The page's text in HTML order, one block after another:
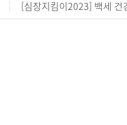
[심장지킴이2023] 백세 건